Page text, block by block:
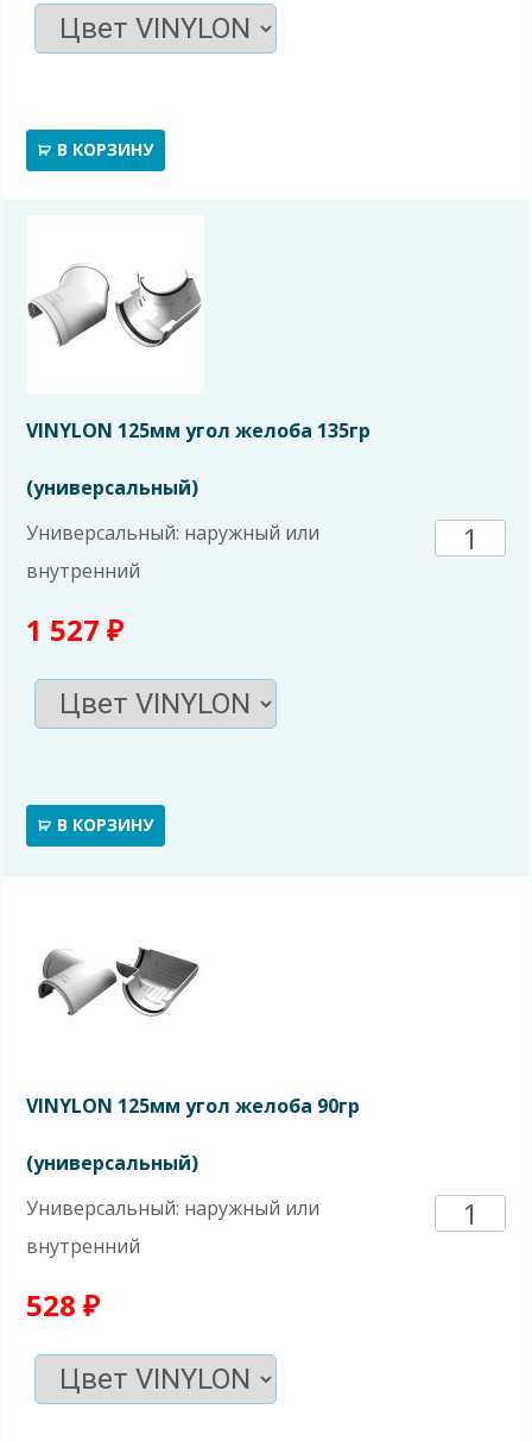
В КОРЗИНУ
VINYLON 125мм угол желоба 135гр
(универсальный)
Универсальный: наружный или
внутренний
1 527 ₽
В КОРЗИНУ
135гр
VINYLON 125мм угол желоба 90гр
(универсальный)
Универсальный: наружный или
внутренний
528 ₽